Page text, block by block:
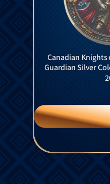
Canadian
Guardian Silver